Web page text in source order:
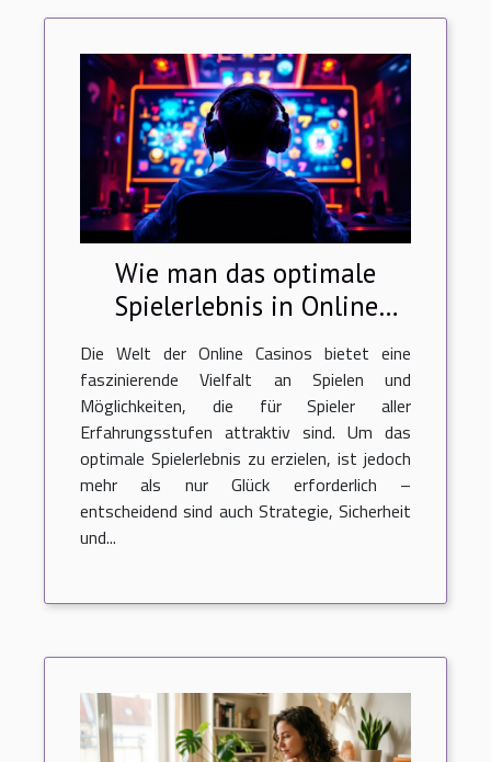
Wie man das optimale
Spielerlebnis in Online
Casinos sicherstellt
Die Welt der Online Casinos bietet eine
faszinierende Vielfalt an Spielen und
Möglichkeiten, die für Spieler aller
Erfahrungsstufen attraktiv sind. Um das
optimale Spielerlebnis zu erzielen, ist jedoch
mehr als nur Glück erforderlich –
entscheidend sind auch Strategie, Sicherheit
und...